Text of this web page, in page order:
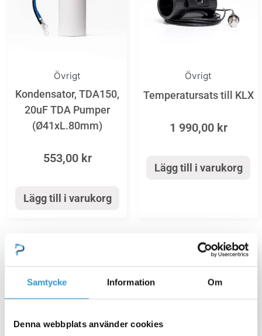
Samtycke Information Om
Denna webbplats använder cookies
Övrigt
Kondensator, TDA150,
20uF TDA Pumper
(Ø41xL.80mm)
553,00 kr
Lägg till i varukorg
Övrigt
Temperatursats till KLX
1 990,00 kr
Lägg till i varukorg
produkten
flera
Den
produkten